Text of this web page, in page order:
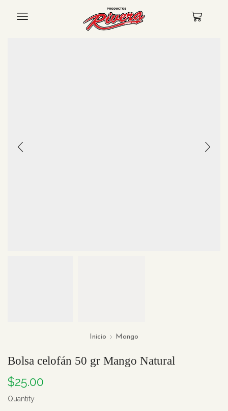
Inicio Mango
Bolsa celofán 50 gr Mango Natural
$25.00
Quantity